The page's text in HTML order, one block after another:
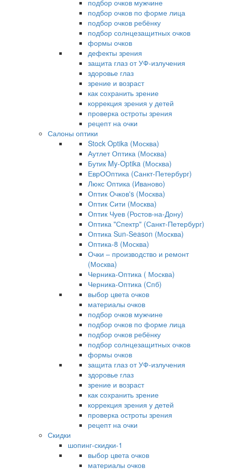
подбор очков мужчине
подбор очков по форме лица
подбор очков ребёнку
подбор солнцезащитных очков
формы очков
дефекты зрения
защита глаз от УФ-излучения
здоровье глаз
зрение и возраст
как сохранить зрение
коррекция зрения у детей
проверка остроты зрения
рецепт на очки
Салоны оптики
Stock Optika (Москва)
Аутлет Оптика (Москва)
Бутик My-Optika (Москва)
ЕврООптика (Санкт-Петербург)
Люкс Оптика (Иваново)
Оптик Очков's (Москва)
Оптик Сити (Москва)
Оптик Чуев (Ростов-на-Дону)
Оптика "Спектр" (Санкт-Петербург)
Оптика Sun-Season (Москва)
Оптика-8 (Москва)
Очки – производство и ремонт
(Москва)
Черника-Оптика ( Москва)
Черника-Оптика (Спб)
выбор цвета очков
материалы очков
подбор очков мужчине
подбор очков по форме лица
подбор очков ребёнку
подбор солнцезащитных очков
формы очков
защита глаз от УФ-излучения
здоровье глаз
зрение и возраст
как сохранить зрение
коррекция зрения у детей
проверка остроты зрения
рецепт на очки
Скидки
шопинг-скидки-1
выбор цвета очков
материалы очков